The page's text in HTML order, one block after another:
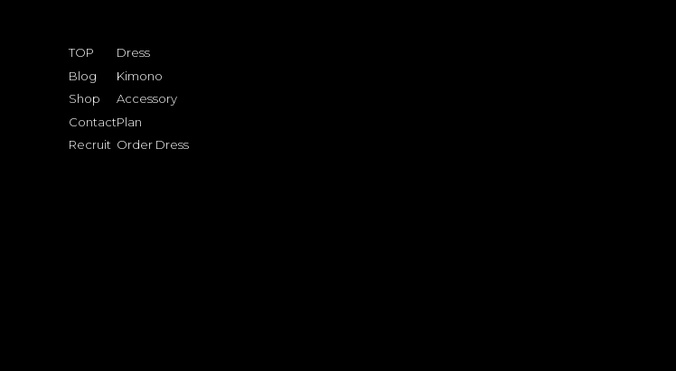
TOP
Blog
Shop
Contact
Recruit
Dress
Kimono
Accessory
Plan
Order Dress